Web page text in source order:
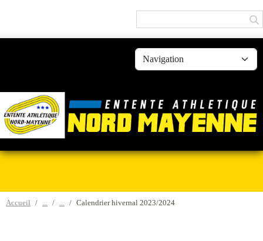
Accueil Calendrier hivernal 2023/2024